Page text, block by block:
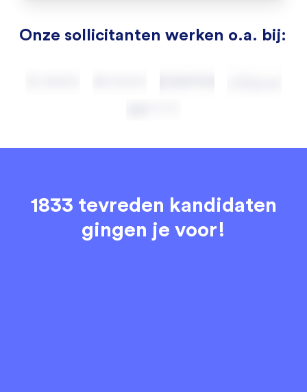
Onze sollicitanten werken o.a. bij:
1833 tevreden kandidaten
gingen je voor!